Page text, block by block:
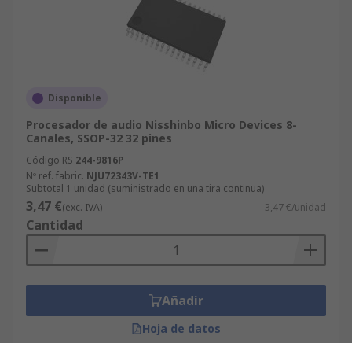
Disponible
Procesador de audio Nisshinbo Micro Devices 8-
Canales, SSOP-32 32 pines
Código RS 244-9816P
Nº ref. fabric. NJU72343V-TE1
Subtotal 1 unidad (suministrado en una tira continua)
3,47 €(exc. IVA) 3,47 €/unidad
Cantidad
Añadir
Hoja de datos